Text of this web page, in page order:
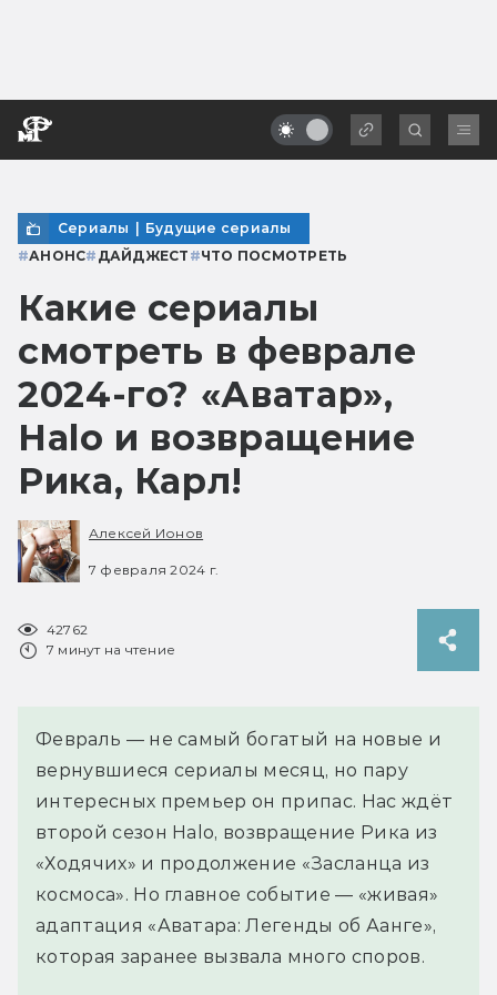
Сериалы | Будущие сериалы
#АНОНС# ДАЙДЖЕСТ #ЧТО ПОСМОТРЕТЬ
Какие сериалы
смотреть в феврале
2024-го? «Аватар»,
Halo и возвращение
Рика, Карл!
Алексей Ионов
7 февраля 2024 г.
42762
7 минут на чтение
Февраль — не самый богатый на новые и
вернувшиеся сериалы месяц, но пару
интересных премьер он припас. Нас ждёт
второй сезон Halo, возвращение Рика из
«Ходячих» и продолжение «Засланца из
космоса». Но главное событие — «живая»
адаптация «Аватара: Легенды об Аанге»,
которая заранее вызвала много споров.